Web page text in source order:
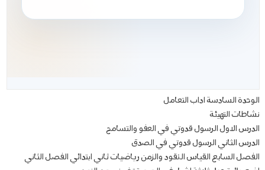
الوحدة السادسة اداب التعامل
نشاطات التهيئة
الدرس الاول الرسول قدوتي في العفو والتسامح
الدرس الثاني الرسول قدوتي في الصدق
الفصل السابع القياس النقود والزمن رياضيات ثاني ابتدائي الفصل الثاني